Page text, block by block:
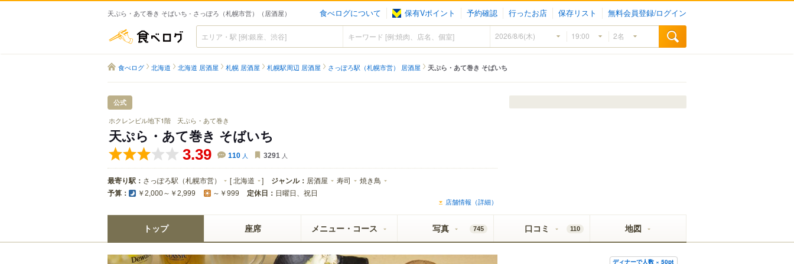
天ぷら・あて巻き そばいち - さっぽろ（札幌市営）（居酒屋） 食べログについて 保有Vポイント 予約確認 行ったお店 保存リスト 無料会員登録/ログイン
食べログ
食べログ 北海道 北海道 居酒屋 札幌 居酒屋 札幌駅周辺 居酒屋 さっぽろ駅（札幌市営） 居酒屋 天ぷら・あて巻き そばいち
公式
ホクレンビル地下1階 天ぷら・あて巻き
天ぷら・あて巻き そばいち
3.39 110 人 3291 人
最寄り駅： さっぽろ駅（札幌市営） [北海道 ] ジャンル： 居酒屋 寿司 焼き鳥
予算： ￥2,000～￥2,999 ～￥999 定休日： 日曜日、祝日
店舗情報（詳細）
トップ 座席 メニュー・コース 写真 745 口コミ 110 地図
ディナーで人数 × 50pt